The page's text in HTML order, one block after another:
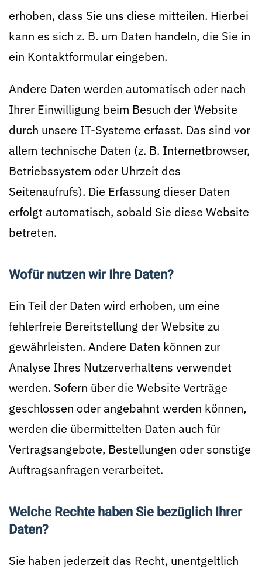
erhoben, dass Sie uns diese mitteilen. Hierbei
kann es sich z. B. um Daten handeln, die Sie in
ein Kontaktformular eingeben.
Andere Daten werden automatisch oder nach
Ihrer Einwilligung beim Besuch der Website
durch unsere IT-Systeme erfasst. Das sind vor
allem technische Daten (z. B. Internetbrowser,
Betriebssystem oder Uhrzeit des
Seitenaufrufs). Die Erfassung dieser Daten
erfolgt automatisch, sobald Sie diese Website
betreten.
Wofür nutzen wir Ihre Daten?
Ein Teil der Daten wird erhoben, um eine
fehlerfreie Bereitstellung der Website zu
gewährleisten. Andere Daten können zur
Analyse Ihres Nutzerverhaltens verwendet
werden. Sofern über die Website Verträge
geschlossen oder angebahnt werden können,
werden die übermittelten Daten auch für
Vertragsangebote, Bestellungen oder sonstige
Auftragsanfragen verarbeitet.
Welche Rechte haben Sie bezüglich Ihrer
Daten?
Sie haben jederzeit das Recht, unentgeltlich